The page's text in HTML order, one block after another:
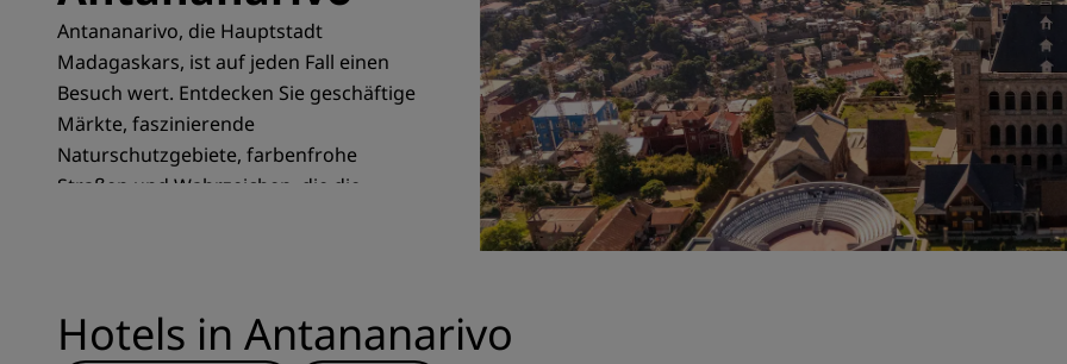
Tagungen und
Veranstaltungen
Entdecken Sie Radisson
Einen Meetingraum buchen
Fordern Sie ein Angebot an
Veranstaltungsorte
Antananarivo, die Hauptstadt
Madagaskars, ist auf jeden Fall einen
Besuch wert. Entdecken Sie geschäftige
Märkte, faszinierende
Naturschutzgebiete, farbenfrohe
Straßen und Wahrzeichen, die die
Hotels in Antananarivo